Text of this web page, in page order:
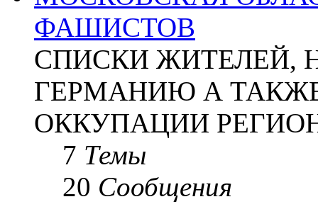
ФАШИСТОВ
СПИСКИ ЖИТЕЛЕЙ,
ГЕРМАНИЮ А
ОККУПАЦИИ
7 Темы
20 Сообщения